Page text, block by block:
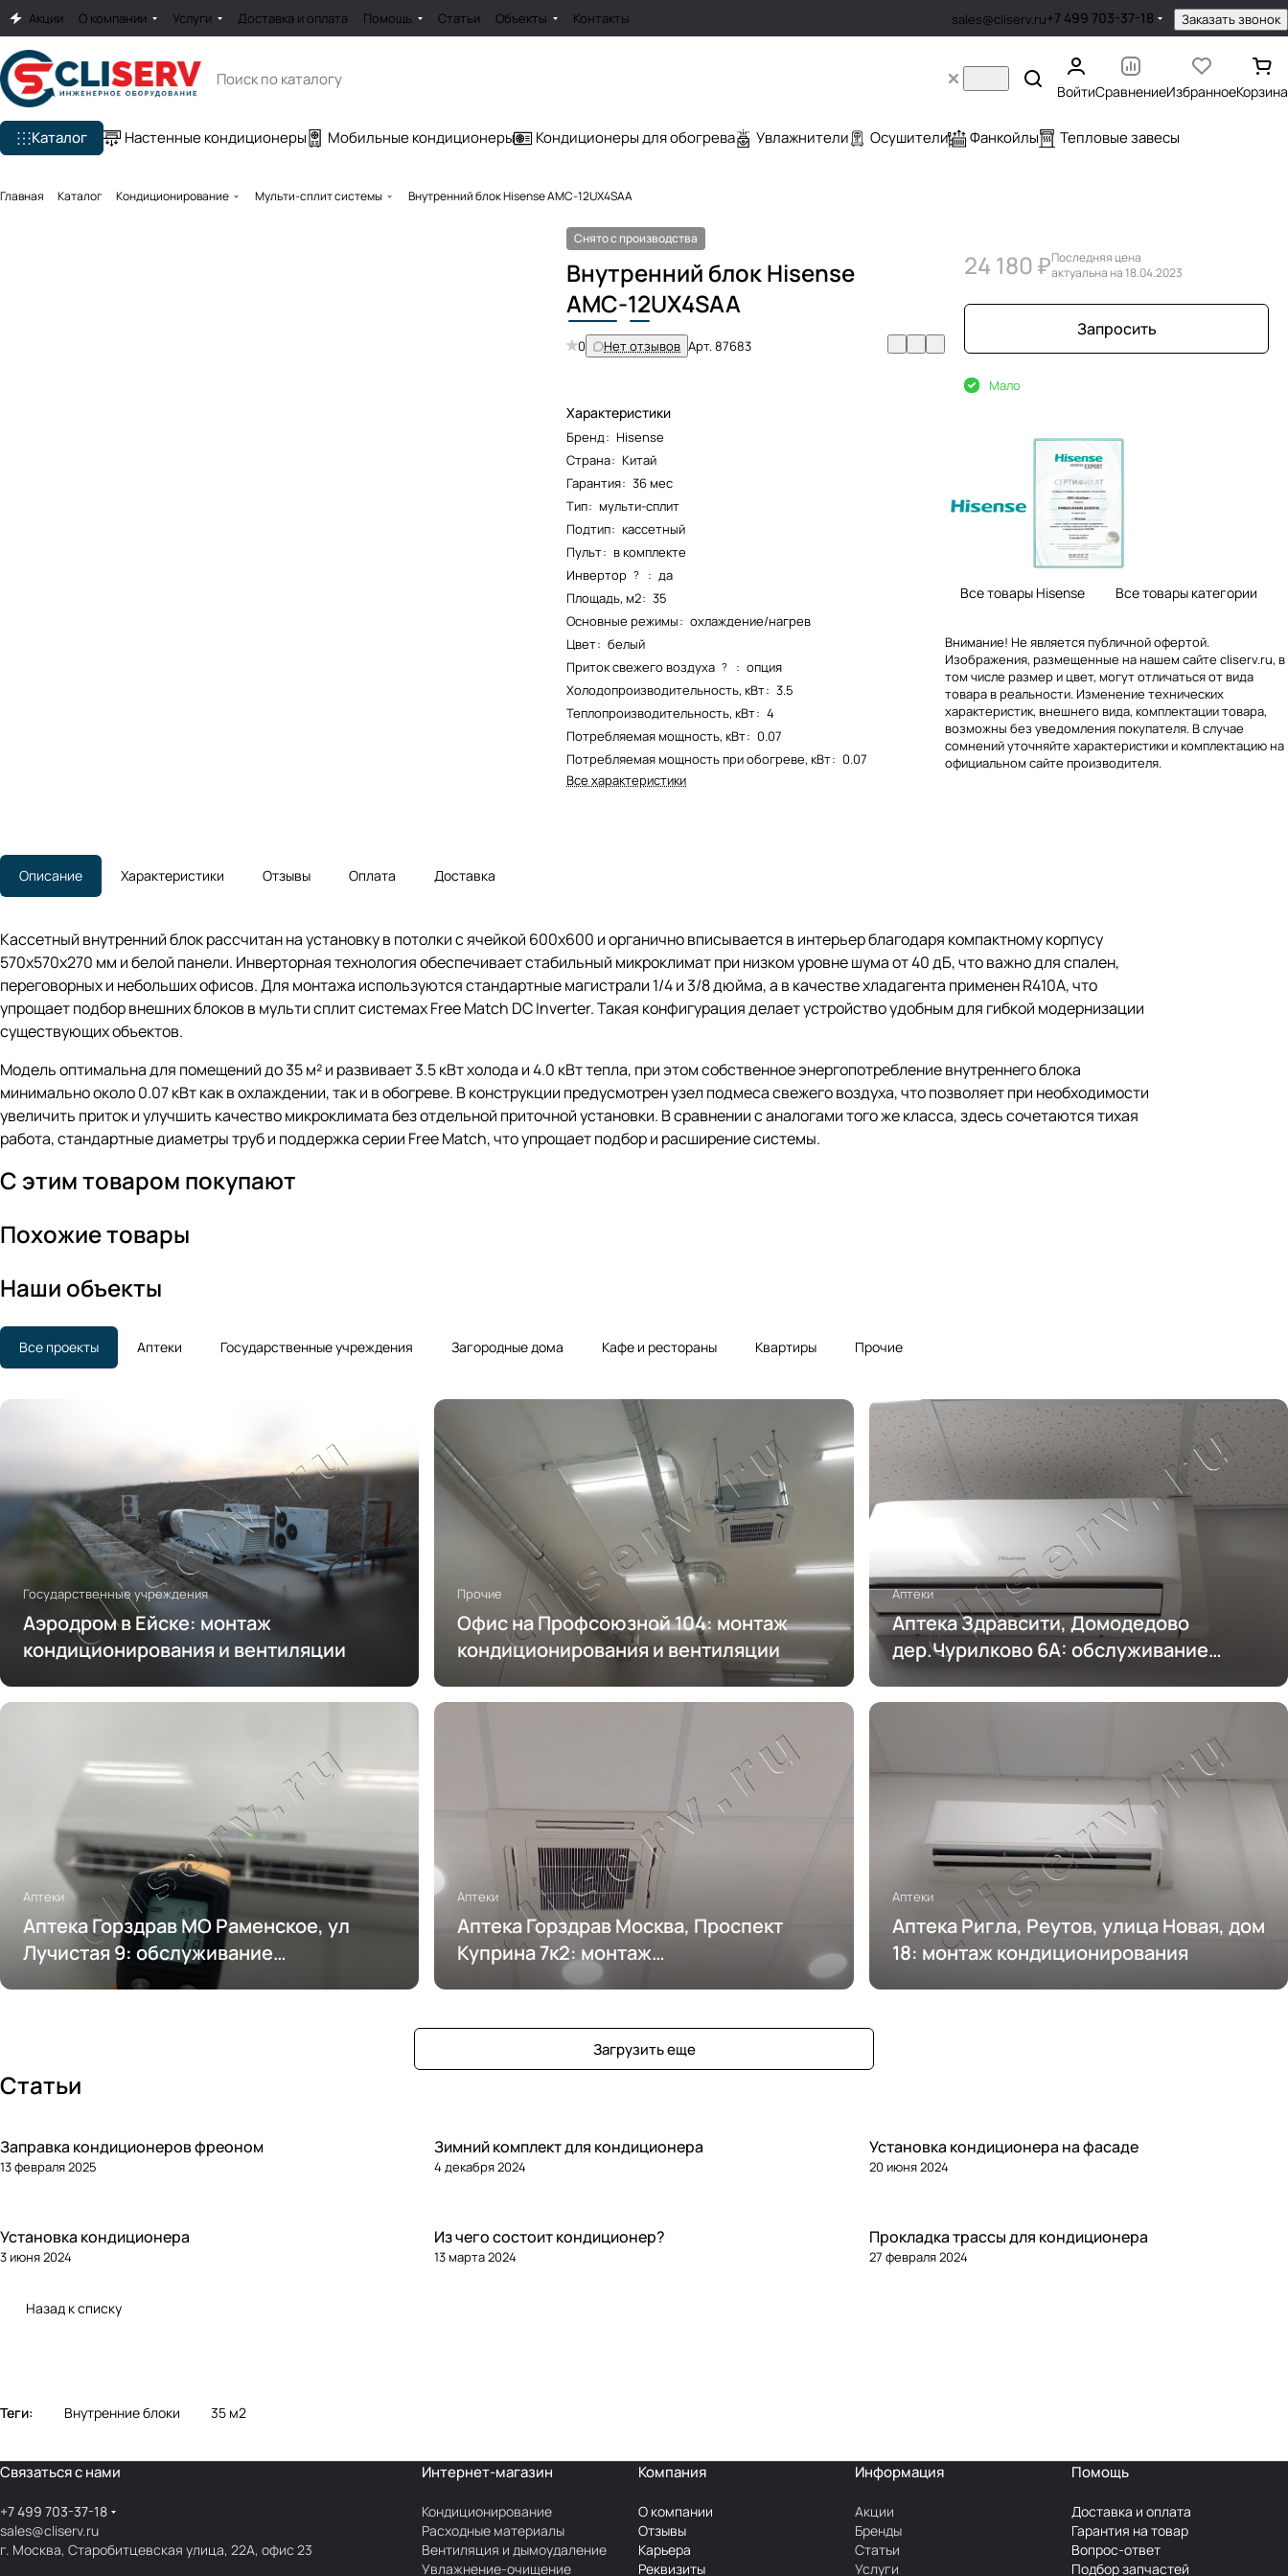
Акции О компании Услуги Доставка и оплата Помощь Статьи Объекты Контакты sales@cliserv.ru+7 499 703-37-18 Заказать звонок
ВойтиСравнениеИзбранноеКорзина
Каталог Настенные кондиционеры Мобильные кондиционеры Кондиционеры для обогрева Увлажнители Осушители Фанкойлы Тепловые завесы
Главная Каталог Кондиционирование Мульти-сплит системы Внутренний блок Hisense AMC-12UX4SAA
Снято с производства
Внутренний блок Hisense
AMC-12UX4SAA
0 Нет отзывов Арт.87683
Характеристики
Бренд: Hisense
Страна: Китай
Гарантия: 36 мес
Тип: мульти-сплит
Подтип: кассетный
Пульт: в комплекте
Инвертор ? : да
Площадь, м2: 35
Основные режимы: охлаждение/нагрев
Цвет: белый
Приток свежего воздуха ? : опция
Холодопроизводительность, кВт: 3.5
Теплопроизводительность, кВт: 4
Потребляемая мощность, кВт: 0.07
Потребляемая мощность при обогреве, кВт: 0.07
Все характеристики
24 180 ₽Последняя цена
актуальна на 18.04.2023
Запросить
Мало
Все товары Hisense Все товары категории
Внимание! Не является публичной офертой.
Изображения, размещенные на нашем сайте cliserv.ru, в
том числе размер и цвет, могут отличаться от вида
товара в реальности. Изменение технических
характеристик, внешнего вида, комплектации товара,
возможны без уведомления покупателя. В случае
сомнений уточняйте характеристики и комплектацию на
официальном сайте производителя.
Описание Характеристики Отзывы Оплата Доставка
Кассетный внутренний блок рассчитан на установку в потолки с ячейкой 600x600 и органично вписывается в интерьер благодаря компактному корпусу
570x570x270 мм и белой панели. Инверторная технология обеспечивает стабильный микроклимат при низком уровне шума от 40 дБ, что важно для спален,
переговорных и небольших офисов. Для монтажа используются стандартные магистрали 1/4 и 3/8 дюйма, а в качестве хладагента применен R410A, что
упрощает подбор внешних блоков в мульти сплит системах Free Match DC Inverter. Такая конфигурация делает устройство удобным для гибкой модернизации
существующих объектов.
Модель оптимальна для помещений до 35 м² и развивает 3.5 кВт холода и 4.0 кВт тепла, при этом собственное энергопотребление внутреннего блока
минимально около 0.07 кВт как в охлаждении, так и в обогреве. В конструкции предусмотрен узел подмеса свежего воздуха, что позволяет при необходимости
увеличить приток и улучшить качество микроклимата без отдельной приточной установки. В сравнении с аналогами того же класса, здесь сочетаются тихая
работа, стандартные диаметры труб и поддержка серии Free Match, что упрощает подбор и расширение системы.
С этим товаром покупают
Похожие товары
Наши объекты
Все проекты Аптеки Государственные учреждения Загородные дома Кафе и рестораны Квартиры Прочие
Государственные учреждения
Аэродром в Ейске: монтаж
кондиционирования и вентиляции
Прочие
Офис на Профсоюзной 104: монтаж
кондиционирования и вентиляции
Аптеки
Аптека Здравсити, Домодедово
дер.Чурилково 6А: обслуживание
Аптеки
Аптека Горздрав МО Раменское, ул
Лучистая 9: обслуживание
кондиционирования
Аптеки
Аптека Горздрав Москва, Проспект
Куприна 7к2: монтаж
кондиционирования
Аптеки
Аптека Ригла, Реутов, улица Новая, дом
18: монтаж кондиционирования
Загрузить еще
Статьи
Заправка кондиционеров фреоном
13 февраля 2025
Зимний комплект для кондиционера
4 декабря 2024
Установка кондиционера на фасаде
20 июня 2024
Установка кондиционера
3 июня 2024
Из чего состоит кондиционер?
13 марта 2024
Прокладка трассы для кондиционера
27 февраля 2024
Назад к списку
Теги: Внутренние блоки 35 м2
Связаться с нами
+7 499 703-37-18
sales@cliserv.ru
г. Москва, Старобитцевская улица, 22А, офис 23
Интернет-магазин
Кондиционирование
Расходные материалы
Вентиляция и дымоудаление
Увлажнение-очищение
Компания
О компании
Отзывы
Карьера
Реквизиты
Информация
Акции
Бренды
Статьи
Услуги
Помощь
Доставка и оплата
Гарантия на товар
Вопрос-ответ
Подбор запчастей